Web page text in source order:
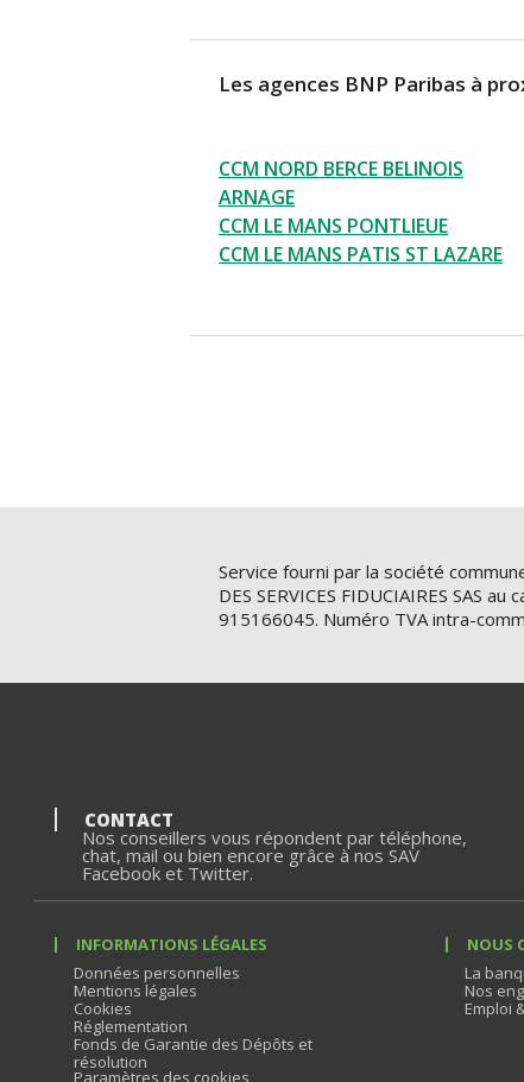
Les agences BNP Paribas à
CCM NORD BERCE BELINOIS
ARNAGE
CCM LE MANS PONTLIEUE
CCM LE MANS PATIS ST LAZARE
Service fourni par la société
DES SERVICES FIDUCIAIRES SAS
915166045. Numéro TVA intra-
CONTACT
Nos conseillers vous répondent par téléphone,
chat, mail ou bien encore grâce à nos SAV
Facebook et Twitter.
INFORMATIONS LÉGALES
Données personnelles
Mentions légales
Cookies
Réglementation
Fonds de Garantie des Dépôts et
résolution
Paramètres des cookies
NOUS
La
Nos
Emploi